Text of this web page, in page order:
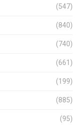
(547)
(840)
(740)
(661)
(199)
(885)
(95)